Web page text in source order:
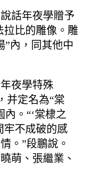
話年夜學贈予
拉比的雕像。雕
”內，同其他中
夜學特殊
并定名為“棠
。“‘棠棣之
牢不成破的感
。”段鵬說。
萌、張繼業、